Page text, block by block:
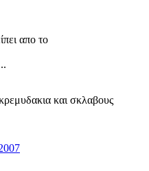
απο το
και σκλαβους